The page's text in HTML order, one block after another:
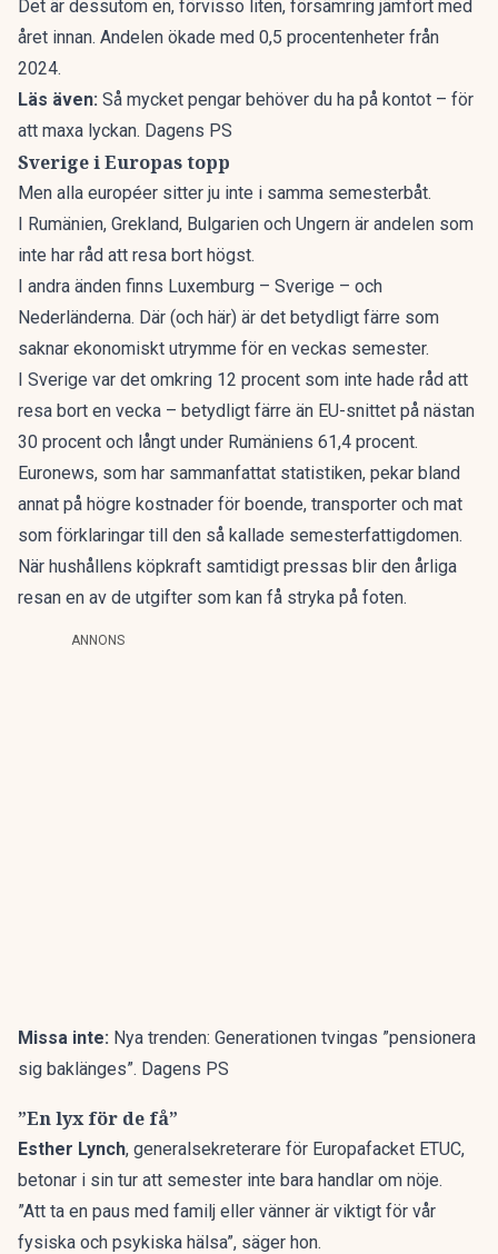
Det är dessutom en, förvisso liten, försämring jämfört med
året innan. Andelen ökade med 0,5 procentenheter från
2024.
Läs även: Så mycket pengar behöver du ha på kontot – för
att maxa lyckan. Dagens PS
Sverige i Europas topp
Men alla européer sitter ju inte i samma semesterbåt.
I Rumänien, Grekland, Bulgarien och Ungern är andelen som
inte har råd att resa bort högst.
I andra änden finns Luxemburg – Sverige – och
Nederländerna. Där (och här) är det betydligt färre som
saknar ekonomiskt utrymme för en veckas semester.
I Sverige var det omkring 12 procent som inte hade råd att
resa bort en vecka – betydligt färre än EU-snittet på nästan
30 procent och långt under Rumäniens 61,4 procent.
Euronews, som har sammanfattat statistiken, pekar bland
annat på högre kostnader för boende, transporter och mat
som förklaringar till den så kallade semesterfattigdomen.
När hushållens köpkraft samtidigt pressas blir den årliga
resan en av de utgifter som kan få stryka på foten.
ANNONS
Missa inte: Nya trenden: Generationen tvingas ”pensionera
sig baklänges”. Dagens PS
”En lyx för de få”
Esther Lynch, generalsekreterare för Europafacket ETUC,
betonar i sin tur att semester inte bara handlar om nöje.
”Att ta en paus med familj eller vänner är viktigt för vår
fysiska och psykiska hälsa”, säger hon.